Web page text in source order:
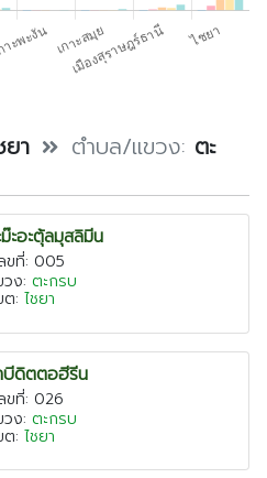
ยา ตำบล/แขวง: ตะ
ะอะตุ้ลมุสลิมีน
ขที่: 005
ง: ตะกรบ
ต: ไชยา
ดิตตอฮีรีน
ขที่: 026
ง: ตะกรบ
ต: ไชยา